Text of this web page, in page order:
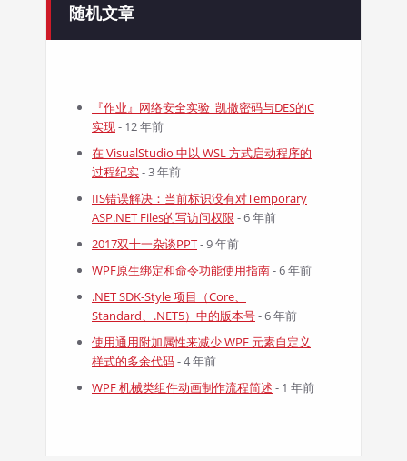
随机文章
『作业』网络安全实验_凯撒密码与DES的C
实现- 12 年前
在 VisualStudio 中以 WSL 方式启动程序的
过程纪实- 3 年前
IIS错误解决：当前标识没有对Temporary
ASP.NET Files的写访问权限 - 6 年前
2017双十一杂谈PPT- 9 年前
WPF原生绑定和命令功能使用指南- 6 年前
.NET SDK-Style 项目（Core、
Standard、.NET5）中的版本号- 6 年前
使用通用附加属性来减少 WPF 元素自定义
样式的多余代码- 4 年前
WPF 机械类组件动画制作流程简述 - 1 年前